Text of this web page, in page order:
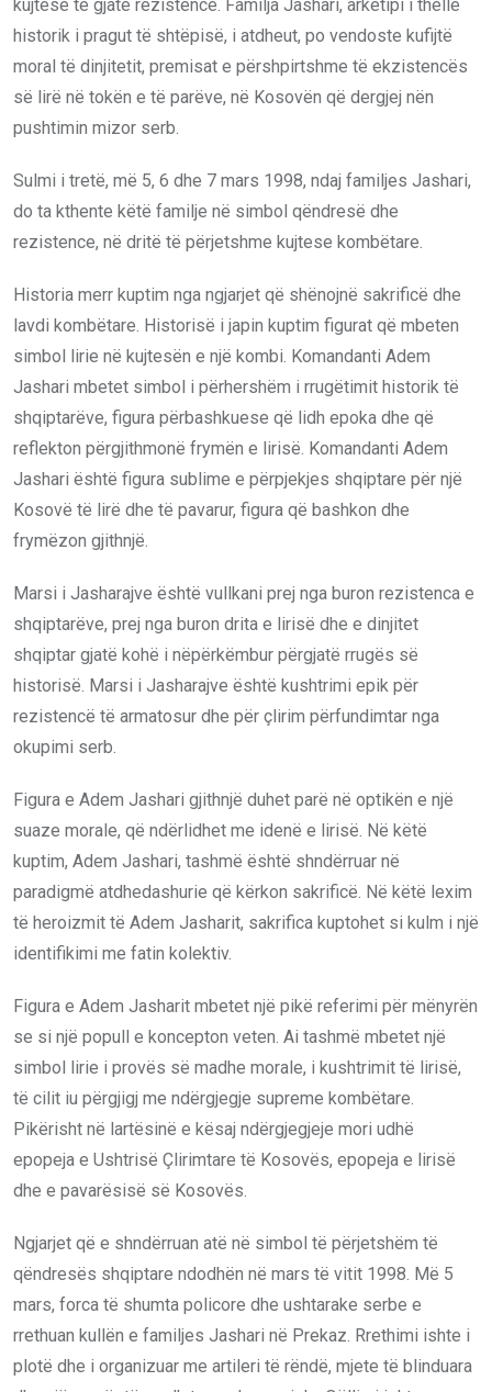
kujtese të gjatë rezistence. Familja Jashari, arketipi i thellë
historik i pragut të shtëpisë, i atdheut, po vendoste kufijtë
moral të dinjitetit, premisat e përshpirtshme të ekzistencës
së lirë në tokën e të parëve, në Kosovën që dergjej nën
pushtimin mizor serb.
Sulmi i tretë, më 5, 6 dhe 7 mars 1998, ndaj familjes Jashari,
do ta kthente këtë familje në simbol qëndresë dhe
rezistence, në dritë të përjetshme kujtese kombëtare.
Historia merr kuptim nga ngjarjet që shënojnë sakrificë dhe
lavdi kombëtare. Historisë i japin kuptim figurat që mbeten
simbol lirie në kujtesën e një kombi. Komandanti Adem
Jashari mbetet simbol i përhershëm i rrugëtimit historik të
shqiptarëve, figura përbashkuese që lidh epoka dhe që
reflekton përgjithmonë frymën e lirisë. Komandanti Adem
Jashari është figura sublime e përpjekjes shqiptare për një
Kosovë të lirë dhe të pavarur, figura që bashkon dhe
frymëzon gjithnjë.
Marsi i Jasharajve është vullkani prej nga buron rezistenca e
shqiptarëve, prej nga buron drita e lirisë dhe e dinjitet
shqiptar gjatë kohë i nëpërkëmbur përgjatë rrugës së
historisë. Marsi i Jasharajve është kushtrimi epik për
rezistencë të armatosur dhe për çlirim përfundimtar nga
okupimi serb.
Figura e Adem Jashari gjithnjë duhet parë në optikën e një
suaze morale, që ndërlidhet me idenë e lirisë. Në këtë
kuptim, Adem Jashari, tashmë është shndërruar në
paradigmë atdhedashurie që kërkon sakrificë. Në këtë lexim
të heroizmit të Adem Jasharit, sakrifica kuptohet si kulm i një
identifikimi me fatin kolektiv.
Figura e Adem Jasharit mbetet një pikë referimi për mënyrën
se si një popull e koncepton veten. Ai tashmë mbetet një
simbol lirie i provës së madhe morale, i kushtrimit të lirisë,
të cilit iu përgjigj me ndërgjegje supreme kombëtare.
Pikërisht në lartësinë e kësaj ndërgjegjeje mori udhë
epopeja e Ushtrisë Çlirimtare të Kosovës, epopeja e lirisë
dhe e pavarësisë së Kosovës.
Ngjarjet që e shndërruan atë në simbol të përjetshëm të
qëndresës shqiptare ndodhën në mars të vitit 1998. Më 5
mars, forca të shumta policore dhe ushtarake serbe e
rrethuan kullën e familjes Jashari në Prekaz. Rrethimi ishte i
plotë dhe i organizuar me artileri të rëndë, mjete të blinduara